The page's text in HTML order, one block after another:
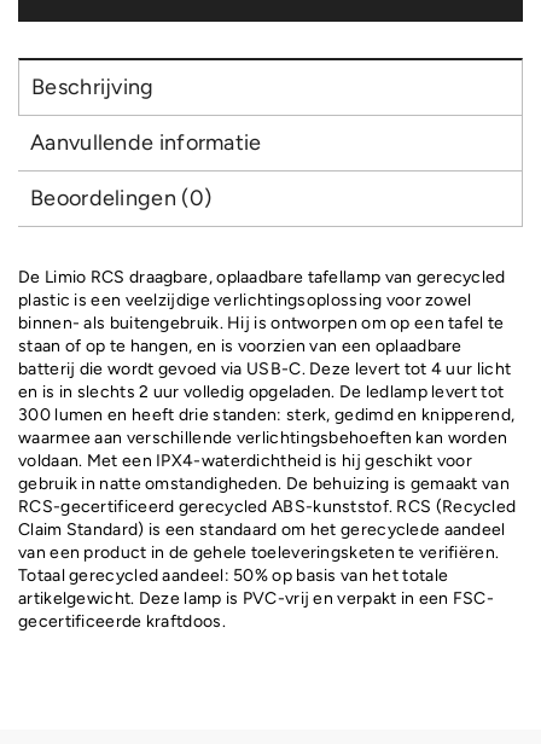
Beschrijving
Aanvullende informatie
Beoordelingen (0)
De Limio RCS draagbare, oplaadbare tafellamp van gerecycled
plastic is een veelzijdige verlichtingsoplossing voor zowel
binnen- als buitengebruik. Hij is ontworpen om op een tafel te
staan ​​of op te hangen, en is voorzien van een oplaadbare
batterij die wordt gevoed via USB-C. Deze levert tot 4 uur licht
en is in slechts 2 uur volledig opgeladen. De ledlamp levert tot
300 lumen en heeft drie standen: sterk, gedimd en knipperend,
waarmee aan verschillende verlichtingsbehoeften kan worden
voldaan. Met een IPX4-waterdichtheid is hij geschikt voor
gebruik in natte omstandigheden. De behuizing is gemaakt van
RCS-gecertificeerd gerecycled ABS-kunststof. RCS (Recycled
Claim Standard) is een standaard om het gerecyclede aandeel
van een product in de gehele toeleveringsketen te verifiëren.
Totaal gerecycled aandeel: 50% op basis van het totale
artikelgewicht. Deze lamp is PVC-vrij en verpakt in een FSC-
gecertificeerde kraftdoos.